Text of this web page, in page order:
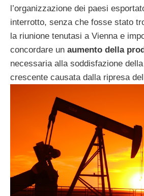
l’organizzazione dei paesi
interrotto, senza che fosse stato
la riunione tenutasi a Vienna e
concordare un aumento della
necessaria alla soddisfazione
crescente causata dalla ripresa